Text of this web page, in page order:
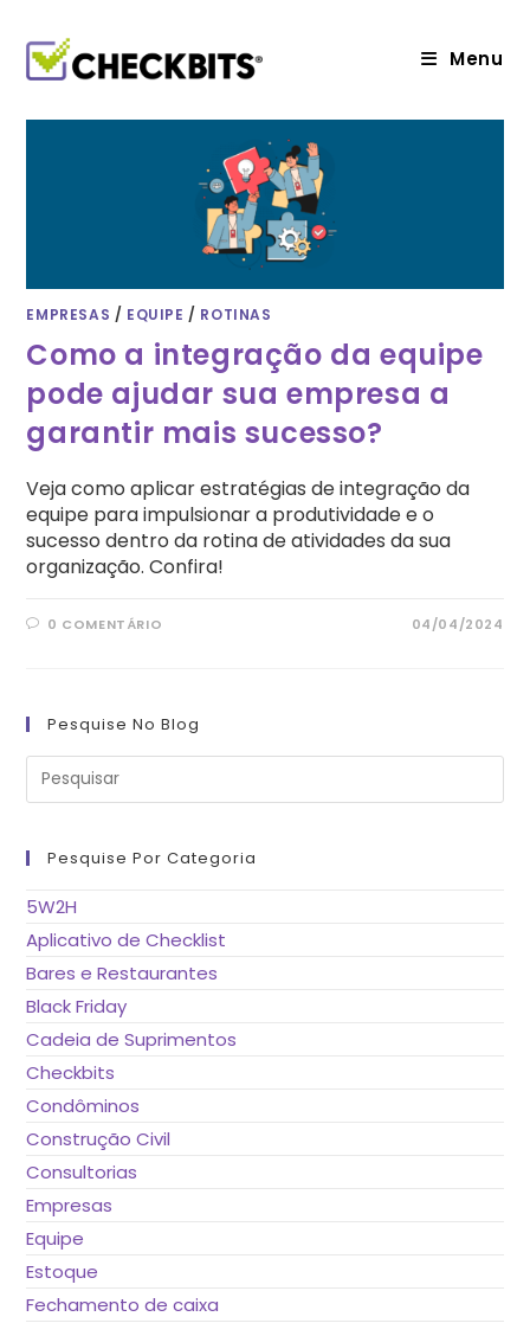
conteúdo
Menu
EMPRESAS / EQUIPE / ROTINAS
Como a integração da equipe
pode ajudar sua empresa a
garantir mais sucesso?
Veja como aplicar estratégias de integração da
equipe para impulsionar a produtividade e o
sucesso dentro da rotina de atividades da sua
organização. Confira!
0 COMENTÁRIO 04/04/2024
Pesquise No Blog
Pesquise Por Categoria
5W2H
Aplicativo de Checklist
Bares e Restaurantes
Black Friday
Cadeia de Suprimentos
Checkbits
Condôminos
Construção Civil
Consultorias
Empresas
Equipe
Estoque
Fechamento de caixa